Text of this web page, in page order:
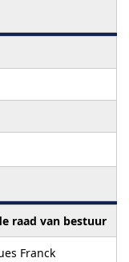
raad van bestuur
Franck